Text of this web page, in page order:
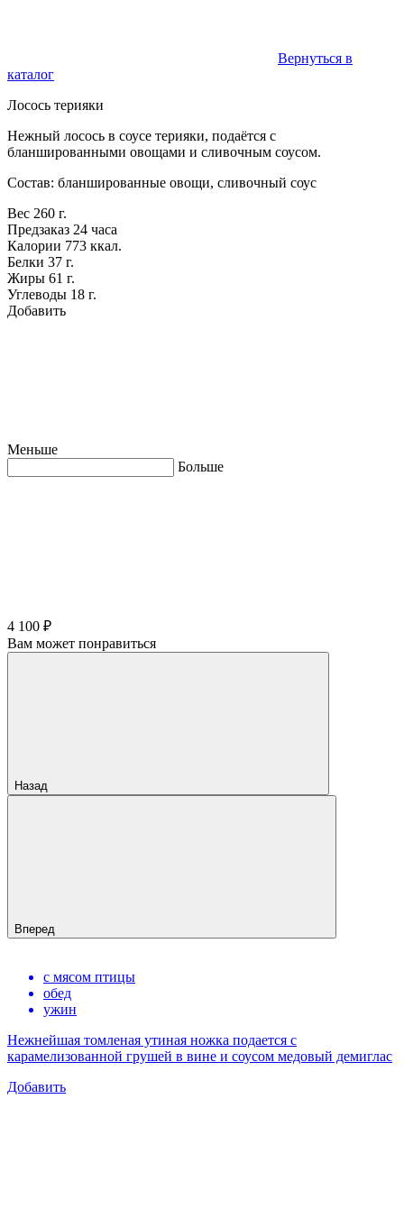
Вернуться в
каталог
Лосось терияки
Нежный лосось в соусе терияки, подаётся с
бланшированными овощами и сливочным соусом.
Состав: бланшированные овощи, сливочный соус
Вес 260 г.
Предзаказ 24 часа
Калории 773 ккал.
Белки 37 г.
Жиры 61 г.
Углеводы 18 г.
Добавить
Меньше
Больше
4 100 ₽
Вам может понравиться
Назад
Вперед
с мясом птицы
обед
ужин
Нежнейшая томленая утиная ножка подается с
карамелизованной грушей в вине и соусом медовый демиглас
Добавить